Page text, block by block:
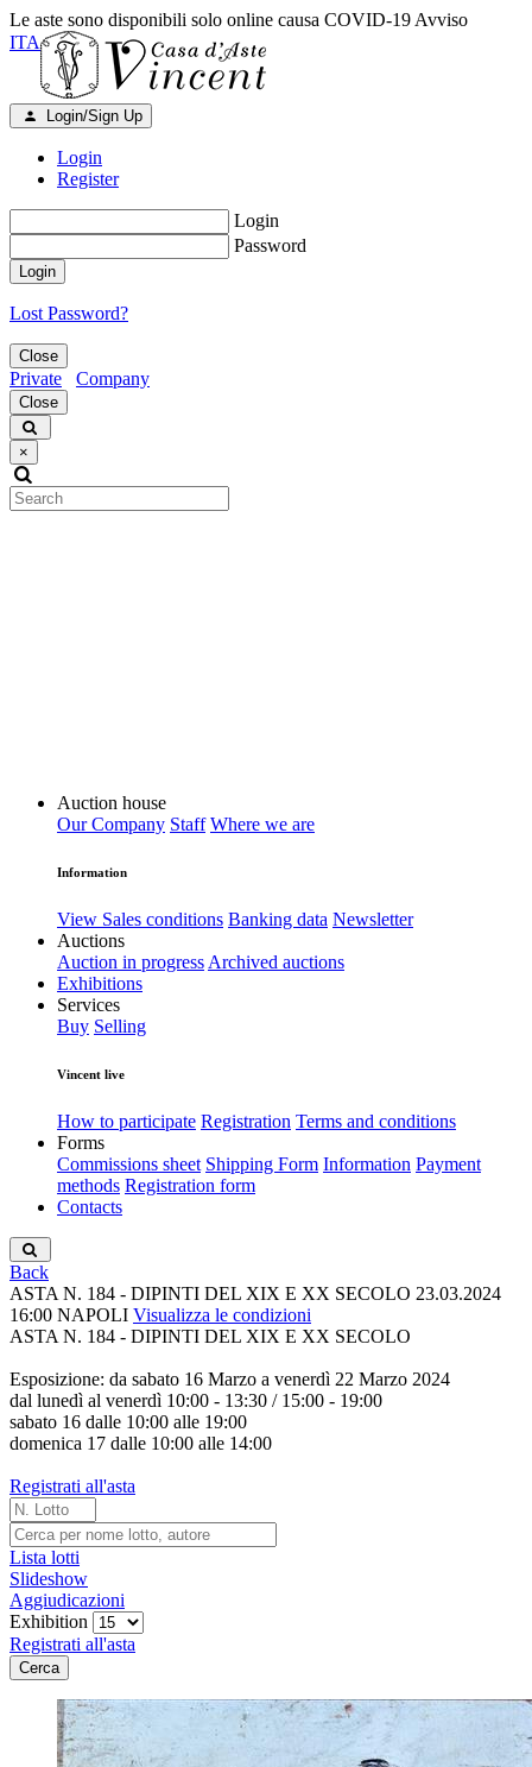
Le aste sono disponibili solo online causa COVID-19 Avviso
ITA
Login/Sign Up
Login
Register
Login
Password
Login
Lost Password?
Close
Private Company
Close
×
Auction house
Our Company Staff Where we are
Information
View Sales conditions Banking data Newsletter
Auctions
Auction in progress Archived auctions
Exhibitions
Services
Buy Selling
Vincent live
How to participate Registration Terms and conditions
Forms
Commissions sheet Shipping Form Information Payment
methods Registration form
Contacts
Back
ASTA N. 184 - DIPINTI DEL XIX E XX SECOLO 23.03.2024
16:00 NAPOLI Visualizza le condizioni
ASTA N. 184 - DIPINTI DEL XIX E XX SECOLO
Esposizione: da sabato 16 Marzo a venerdì 22 Marzo 2024
dal lunedì al venerdì 10:00 - 13:30 / 15:00 - 19:00
sabato 16 dalle 10:00 alle 19:00
domenica 17 dalle 10:00 alle 14:00
Registrati all'asta
Lista lotti
Slideshow
Aggiudicazioni
Exhibition
Registrati all'asta